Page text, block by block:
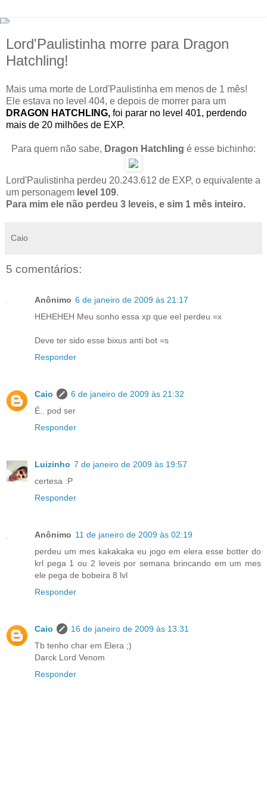
Lord'Paulistinha morre para Dragon
Hatchling!
Mais uma morte de Lord'Paulistinha em menos de 1 mês!
Ele estava no level 404, e depois de morrer para um
DRAGON HATCHLING, foi parar no level 401, perdendo
mais de 20 milhões de EXP.
Para quem não sabe, Dragon Hatchling é esse bichinho:
Lord'Paulistinha perdeu 20.243.612 de EXP, o equivalente a
um personagem level 109.
Para mim ele não perdeu 3 leveis, e sim 1 mês inteiro.
Caio
5 comentários:
Anônimo 6 de janeiro de 2009 às 21:17
HEHEHEH Meu sonho essa xp que eel perdeu =x
Deve ter sido esse bixus anti bot =s
Responder
Caio
6 de janeiro de 2009 às 21:32
É.. pod ser
Responder
Luizinho 7 de janeiro de 2009 às 19:57
certesa :P
Responder
Anônimo 11 de janeiro de 2009 às 02:19
perdeu um mes kakakaka eu jogo em elera esse botter do
krl pega 1 ou 2 leveis por semana brincando em um mes
ele pega de bobeira 8 lvl
Responder
Caio
16 de janeiro de 2009 às 13:31
Tb tenho char em Elera ;)
Darck Lord Venom
Responder